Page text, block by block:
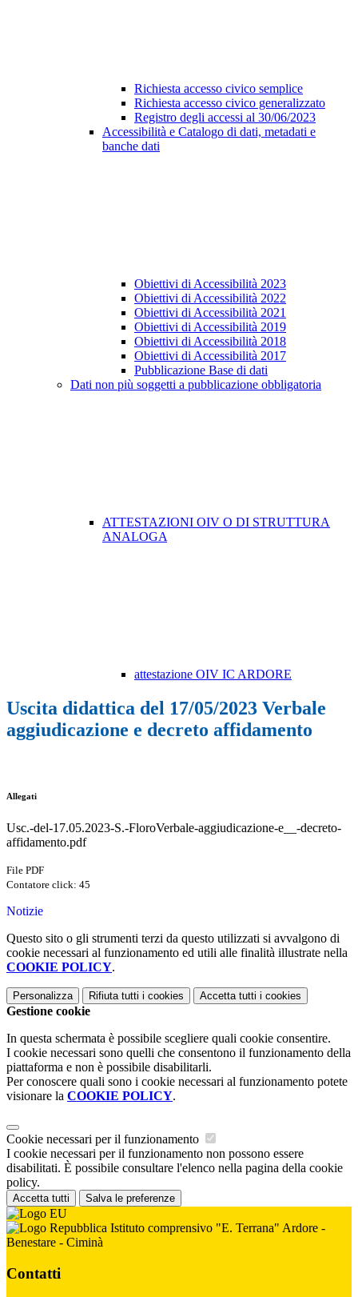
Richiesta accesso civico semplice
Richiesta accesso civico generalizzato
Registro degli accessi al 30/06/2023
Accessibilità e Catalogo di dati, metadati e
banche dati
Obiettivi di Accessibilità 2023
Obiettivi di Accessibilità 2022
Obiettivi di Accessibilità 2021
Obiettivi di Accessibilità 2019
Obiettivi di Accessibilità 2018
Obiettivi di Accessibilità 2017
Pubblicazione Base di dati
Dati non più soggetti a pubblicazione obbligatoria
ATTESTAZIONI OIV O DI STRUTTURA
ANALOGA
attestazione OIV IC ARDORE
Uscita didattica del 17/05/2023 Verbale
aggiudicazione e decreto affidamento
Allegati
Usc.-del-17.05.2023-S.-FloroVerbale-aggiudicazione-e__-decreto-
affidamento.pdf
File PDF
Contatore click: 45
Notizie
Questo sito o gli strumenti terzi da questo utilizzati si avvalgono di
cookie necessari al funzionamento ed utili alle finalità illustrate nella
COOKIE POLICY.
Personalizza Rifiuta tutti i cookies Accetta tutti i cookies
Gestione cookie
In questa schermata è possibile scegliere quali cookie consentire.
I cookie necessari sono quelli che consentono il funzionamento della
piattaforma e non è possibile disabilitarli.
Per conoscere quali sono i cookie necessari al funzionamento potete
visionare la COOKIE POLICY.
Cookie necessari per il funzionamento
I cookie necessari per il funzionamento non possono essere
disabilitati. È possibile consultare l'elenco nella pagina della cookie
policy.
Accetta tutti Salva le preferenze
Istituto comprensivo "E. Terrana" Ardore -
Benestare - Ciminà
Contatti